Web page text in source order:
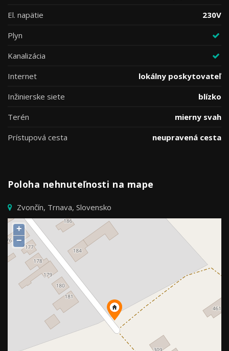
El. napätie
230V
Plyn
Kanalizácia
Internet
lokálny poskytovateľ
Inžinierske siete
blízko
Terén
mierny svah
Prístupová cesta
neupravená cesta
Poloha nehnuteľnosti na mape
Zvončín, Trnava, Slovensko
+
−